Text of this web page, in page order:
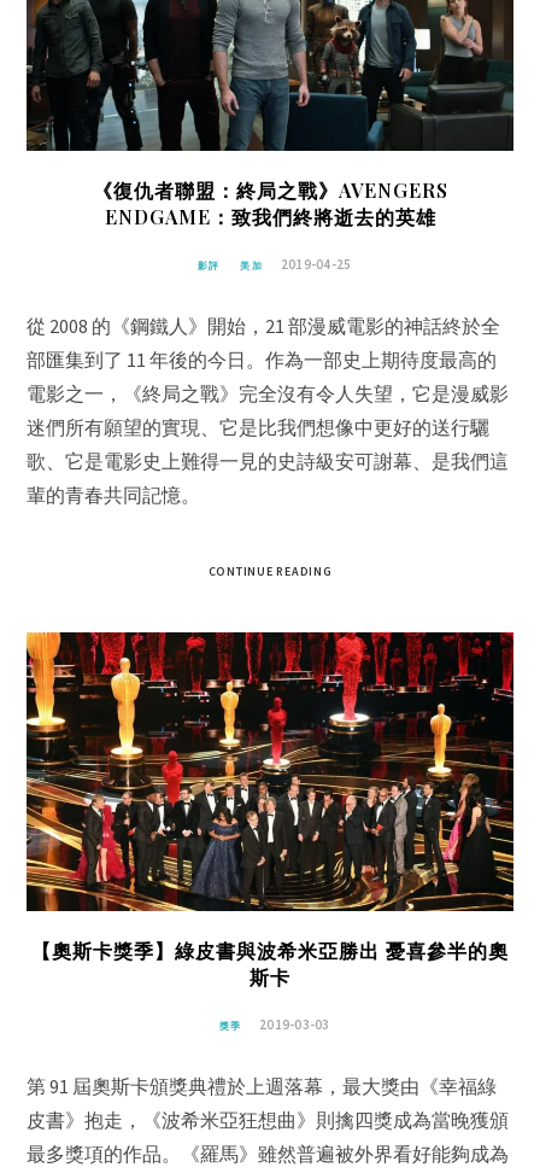
《復仇者聯盟：終局之戰》AVENGERS
ENDGAME：致我們終將逝去的英雄
影評 美加 2019-04-25
從 2008 的《鋼鐵人》開始，21 部漫威電影的神話終於全
部匯集到了 11 年後的今日。作為一部史上期待度最高的
電影之一，《終局之戰》完全沒有令人失望，它是漫威影
迷們所有願望的實現、它是比我們想像中更好的送行驪
歌、它是電影史上難得一見的史詩級安可謝幕、是我們這
輩的青春共同記憶。
CONTINUE READING
【奧斯卡獎季】綠皮書與波希米亞勝出 憂喜參半的奧
斯卡
獎季 2019-03-03
第 91 屆奧斯卡頒獎典禮於上週落幕，最大獎由《幸福綠
皮書》抱走，《波希米亞狂想曲》則擒四獎成為當晚獲頒
最多獎項的作品。《羅馬》雖然普遍被外界看好能夠成為